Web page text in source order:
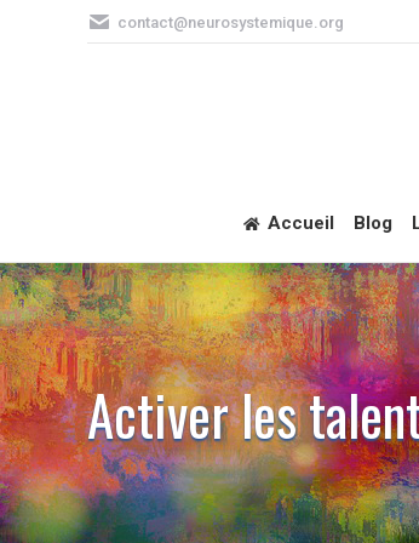
contact@neurosystemique.org
Accueil Blog
Activer les